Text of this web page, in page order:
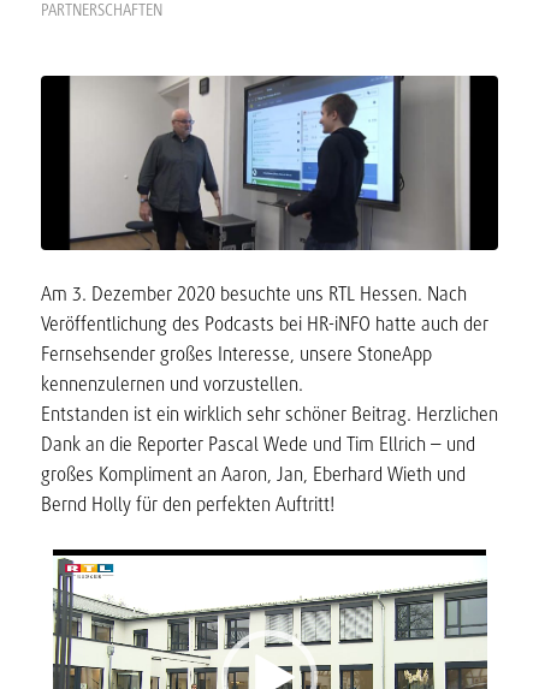
PARTNERSCHAFTEN
Am 3. Dezember 2020 besuchte uns RTL Hessen. Nach
Veröffentlichung des Podcasts bei HR-iNFO hatte auch der
Fernsehsender großes Interesse, unsere StoneApp
kennenzulernen und vorzustellen.
Entstanden ist ein wirklich sehr schöner Beitrag. Herzlichen
Dank an die Reporter Pascal Wede und Tim Ellrich – und
großes Kompliment an Aaron, Jan, Eberhard Wieth und
Bernd Holly für den perfekten Auftritt!